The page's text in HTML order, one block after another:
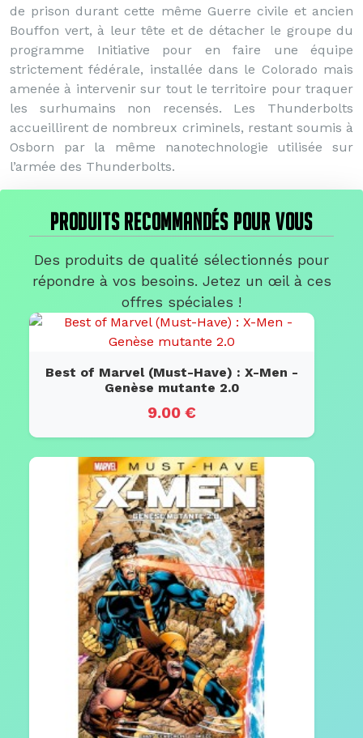
de prison durant cette même Guerre civile et ancien
Bouffon vert, à leur tête et de détacher le groupe du
programme Initiative pour en faire une équipe
strictement fédérale, installée dans le Colorado mais
amenée à intervenir sur tout le territoire pour traquer
les surhumains non recensés. Les Thunderbolts
accueillirent de nombreux criminels, restant soumis à
Osborn par la même nanotechnologie utilisée sur
l’armée des Thunderbolts.
PRODUITS RECOMMANDÉS POUR VOUS
Des produits de qualité sélectionnés pour
répondre à vos besoins. Jetez un œil à ces
offres spéciales !
Best of Marvel (Must-Have) : X-Men -
Genèse mutante 2.0
9.00 €